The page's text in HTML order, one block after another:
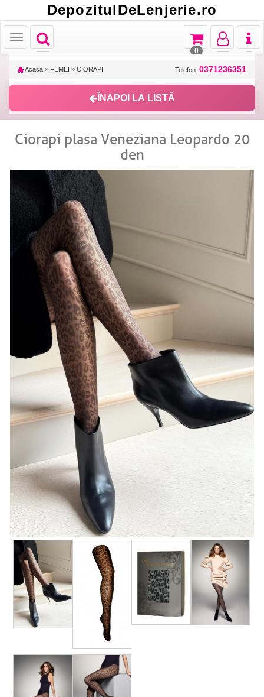
DepozitulDeLenjerie.ro
Toggle
navigation
Toggle
Toggle
navigation
Toggle
navigation
Toggle
navigation
0
Acasa » FEMEI » CIORAPI Telefon: 0371236351
ÎNAPOI LA LISTĂ
Ciorapi plasa Veneziana Leopardo 20
den